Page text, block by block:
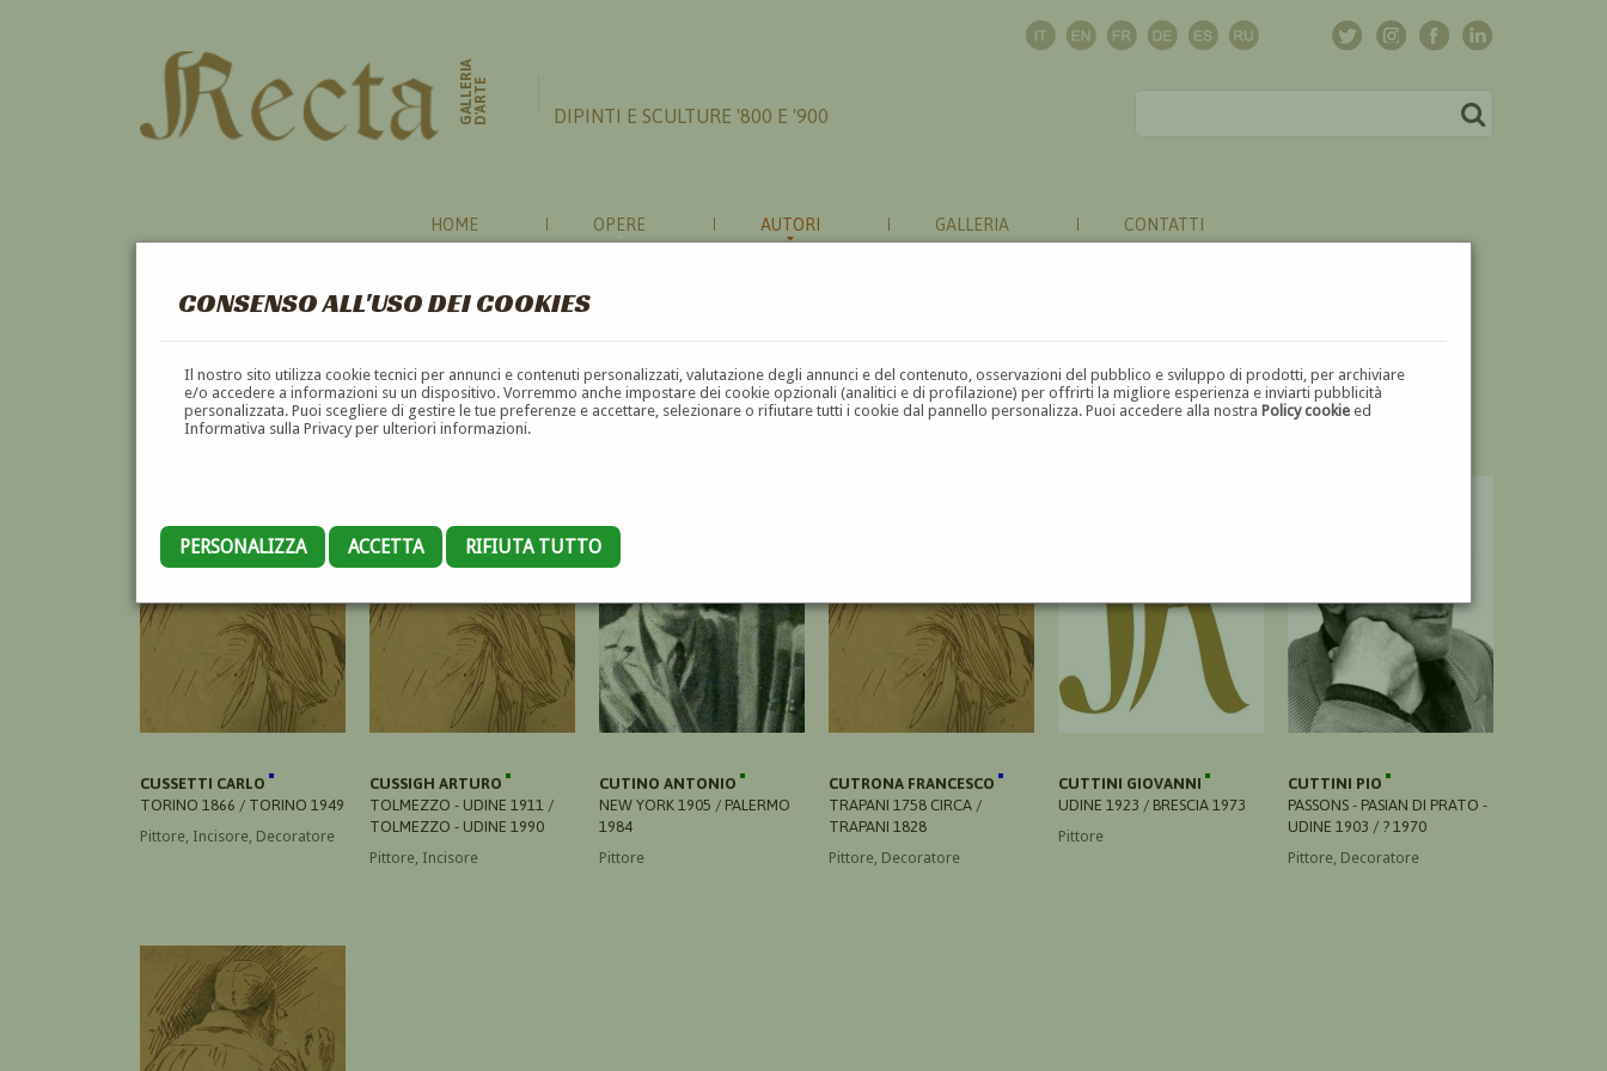
CONSENSO ALL'USO DEI COOKIES
Il nostro sito utilizza cookie tecnici per annunci e contenuti personalizzati, valutazione degli annunci e del contenuto, osservazioni del pubblico e sviluppo di prodotti, per archiviare
e/o accedere a informazioni su un dispositivo. Vorremmo anche impostare dei cookie opzionali (analitici e di profilazione) per offrirti la migliore esperienza e inviarti pubblicità
personalizzata. Puoi scegliere di gestire le tue preferenze e accettare, selezionare o rifiutare tutti i cookie dal pannello personalizza. Puoi accedere alla nostraPolicy cookie ed
Informativa sulla Privacy per ulteriori informazioni.
PERSONALIZZA ACCETTA RIFIUTA TUTTO
GALLERIAD'ARTE DIPINTI E SCULTURE '800 E '900
HOME OPERE AUTORI GALLERIA CONTATTI
PITTORI
A B C D E F G H I J K L M N O P Q R S T U V W X Y Z ⬅
CUSSETTI CARLO
TORINO 1866 / TORINO 1949
Pittore, Incisore, Decoratore
CUSSIGH ARTURO
TOLMEZZO - UDINE 1911 /
TOLMEZZO - UDINE 1990
Pittore, Incisore
CUTINO ANTONIO
NEW YORK 1905 / PALERMO
1984
Pittore
CUTRONA FRANCESCO
TRAPANI 1758 CIRCA /
TRAPANI 1828
Pittore, Decoratore
CUTTINI GIOVANNI
UDINE 1923 / BRESCIA 1973
Pittore
CUTTINI PIO
PASSONS - PASIAN DI PRATO -
UDINE 1903 / ? 1970
Pittore, Decoratore